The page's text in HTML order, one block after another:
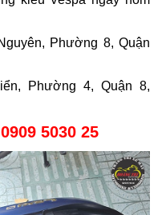
Phường 8, Quận
Phường 4, Quận 8,
5030 25